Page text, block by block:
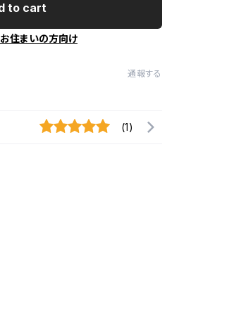
to cart
住まいの方向け
通報する
(1)